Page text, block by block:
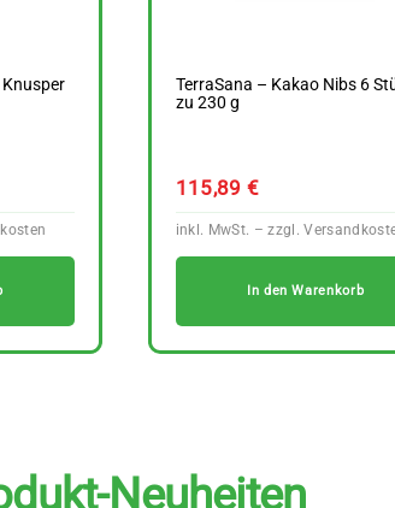
TerraSana – Kakao Nibs 6
zu 230 g
115,89 €
In den Warenkorb
Neuheiten